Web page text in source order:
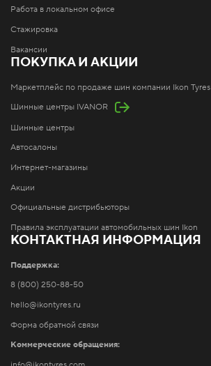
Работа в локальном офисе
Стажировка
Вакансии
ПОКУПКА И АКЦИИ
Маркетплейс по продаже шин компании Ikon Tyres
Шинные центры IVANOR
Шинные центры
Автосалоны
Интернет-магазины
Акции
Официальные дистрибьюторы
Правила эксплуатации автомобильных шин Ikon
КОНТАКТНАЯ ИНФОРМАЦИЯ
Поддержка:
8 (800) 250-88-50
hello@ikontyres.ru
Форма обратной связи
Коммерческие обращения: